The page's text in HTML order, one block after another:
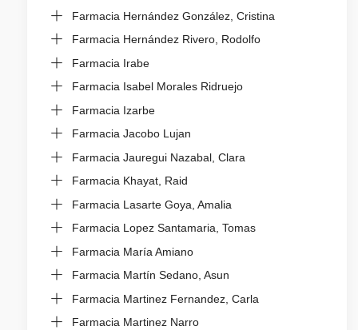
Farmacia Hernández González, Cristina
Farmacia Hernández Rivero, Rodolfo
Farmacia Irabe
Farmacia Isabel Morales Ridruejo
Farmacia Izarbe
Farmacia Jacobo Lujan
Farmacia Jauregui Nazabal, Clara
Farmacia Khayat, Raid
Farmacia Lasarte Goya, Amalia
Farmacia Lopez Santamaria, Tomas
Farmacia María Amiano
Farmacia Martín Sedano, Asun
Farmacia Martinez Fernandez, Carla
Farmacia Martinez Narro